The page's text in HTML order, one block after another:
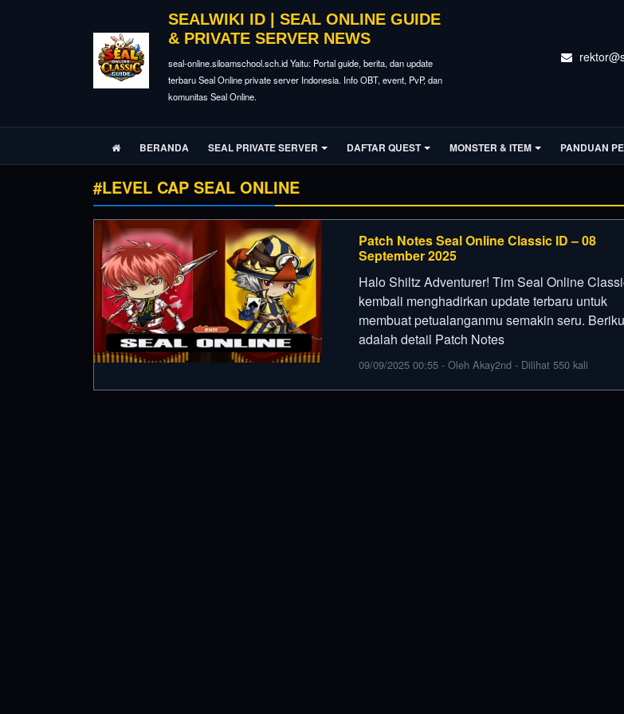
SEALWIKI ID | SEAL ONLINE GUIDE
& PRIVATE SERVER NEWS
seal-online.siloamschool.sch.id Yaitu: Portal guide, berita, dan update
terbaru Seal Online private server Indonesia. Info OBT, event, PvP, dan
komunitas Seal Online.
BERANDA SEAL PRIVATE SERVER DAFTAR QUEST MONSTER & ITEM PANDUAN
#LEVEL CAP SEAL ONLINE
Patch Notes Seal Online Classic ID – 08
September 2025
Halo Shiltz Adventurer! Tim Seal Online
kembali menghadirkan update terbaru untuk
membuat petualanganmu semakin seru.
adalah detail Patch Notes
09/09/2025 00:55 - Oleh Akay2nd - Dilihat 550 kali